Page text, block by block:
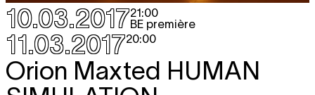
10.03.201721:00
BE première
11.03.201720:00
Orion Maxted HUMAN